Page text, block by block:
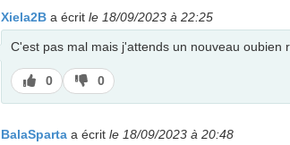
Xiela2B a écrit le 18/09/2023 à 22:25
C'est pas mal mais j'attends un nouveau oubien
J’aime
0
J’aime
pas
0
BalaSparta a écrit le 18/09/2023 à 20:48